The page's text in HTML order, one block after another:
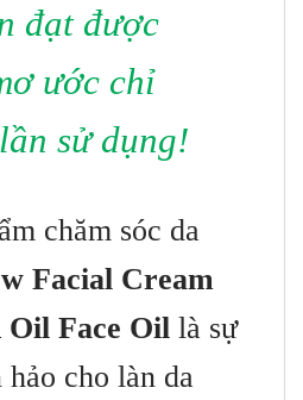
đạt được
ước chỉ
sử dụng!
chăm sóc da
Facial Cream
Oil Face Oil là sự
cho làn da